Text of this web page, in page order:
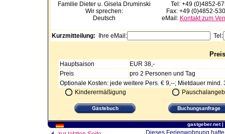
Familie Dieter u. Gisela Druminski
Wir sprechen:
Deutsch
Tel: +49 (0)4852-
Fax: +49 (0)4852-
eMail: Kontakt zum
Kurzmitteilung: Ihre eMail: Tel:
Hauptsaison
EUR 38,-
Preis
pro 2 Personen und Tag
Optionale Kosten: jede weitere Pers. € 9,--; Mietdauer mind.
Kinderermäßigung
gastgeber.net|
Dieses Ferienwohnung